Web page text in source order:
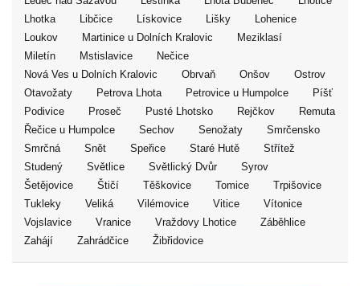
Lhotka
Libčice Lískovice Lišky
Lohenice
Loukov
Martinice u Dolních Kralovic
Meziklasí
Miletín
Mstislavice
Nečice
Nová Ves u Dolních Kralovic
Obrvaň Onšov
Ostrov
Otavožaty
Petrova Lhota Petrovice u Humpolce
Píšť
Podivice
Proseč Pusté Lhotsko Rejčkov
Remuta
Řečice u Humpolce
Sechov Senožaty
Smrčensko
Smrčná
Snět Speřice Staré Hutě
Střítež
Studený
Světlice Světlický Dvůr
Syrov
Šetějovice
Štičí Těškovice Tomice
Trpišovice
Tukleky
Veliká Vilémovice Vitice
Vítonice
Vojslavice
Vranice Vraždovy Lhotice
Záběhlice
Zahájí
Zahrádčice Žibřidovice